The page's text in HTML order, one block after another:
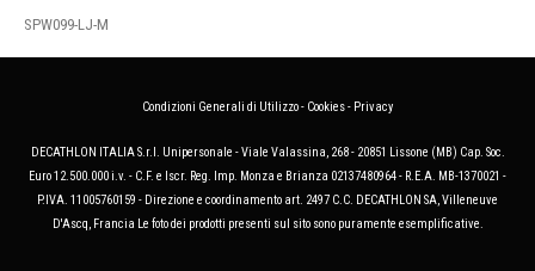
SPW099-LJ-M
Condizioni Generali di Utilizzo- Cookies- Privacy
DECATHLON ITALIA S.r.l. Unipersonale - Viale Valassina, 268 - 20851 Lissone (MB) Cap. Soc.
Euro 12.500.000 i.v. - C.F. e Iscr. Reg. Imp. Monza e Brianza 02137480964 - R.E.A. MB-1370021 -
P.IVA. 11005760159 - Direzione e coordinamento art. 2497 C.C. DECATHLON SA, Villeneuve
D'Ascq, Francia Le foto dei prodotti presenti sul sito sono puramente esemplificative.